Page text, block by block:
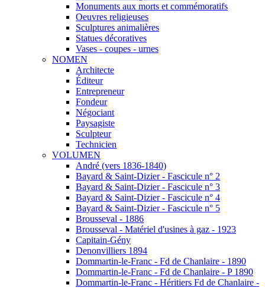
Monuments aux morts et commémoratifs
Oeuvres religieuses
Sculptures animalières
Statues décoratives
Vases - coupes - urnes
NOMEN
Architecte
Éditeur
Entrepreneur
Fondeur
Négociant
Paysagiste
Sculpteur
Technicien
VOLUMEN
André (vers 1836-1840)
Bayard & Saint-Dizier - Fascicule n° 2
Bayard & Saint-Dizier - Fascicule n° 3
Bayard & Saint-Dizier - Fascicule n° 4
Bayard & Saint-Dizier - Fascicule n° 5
Brousseval - 1886
Brousseval - Matériel d'usines à gaz - 1923
Capitain-Gény
Denonvilliers 1894
Dommartin-le-Franc - Fd de Chanlaire - 1890
Dommartin-le-Franc - Fd de Chanlaire - P 1890
Dommartin-le-Franc - Héritiers Fd de Chanlaire -